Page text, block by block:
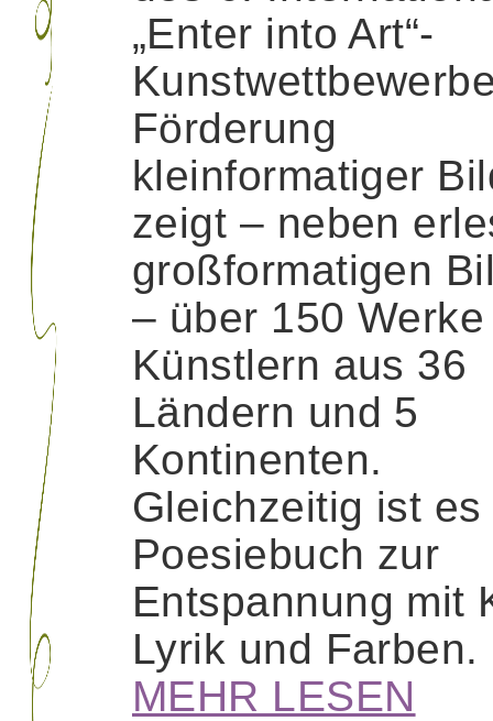
„Enter into Art“-
Förderung
kleinformatiger
zeigt – neben
großformatigen
– über 150
Künstlern aus 36
Ländern und 5
Kontinenten.
Gleichzeitig ist es
Poesiebuch zur
Entspannung mit
Lyrik und
MEHR LESEN